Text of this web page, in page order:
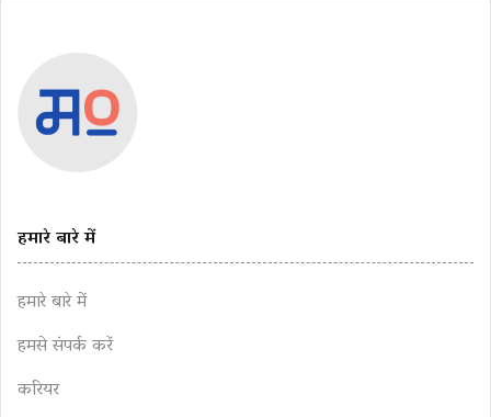
हमारे बारे में
हमारे बारे में
हमसे संपर्क करें
करियर